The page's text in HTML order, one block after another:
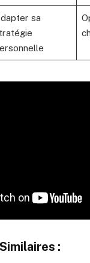
sa
: